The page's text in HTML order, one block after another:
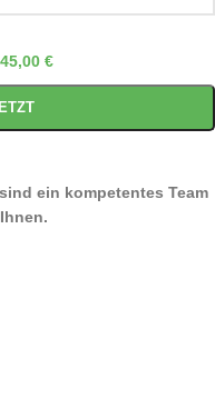
€
ein kompetentes Team